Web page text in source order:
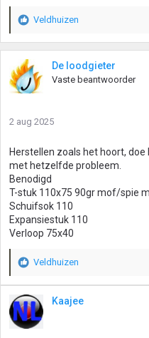
W
a
r
d
e
n
e
n
:
Veldhuizen
De loodgieter
Vaste beantwoorder
2 aug 2025
Herstellen zoals het hoort,
met hetzelfde probleem.
Benodigd
T-stuk 110x75 90gr mof/spie
Schuifsok 110
Expansiestuk 110
Verloop 75x40
W
a
r
d
e
Veldhuizen
Kaajee